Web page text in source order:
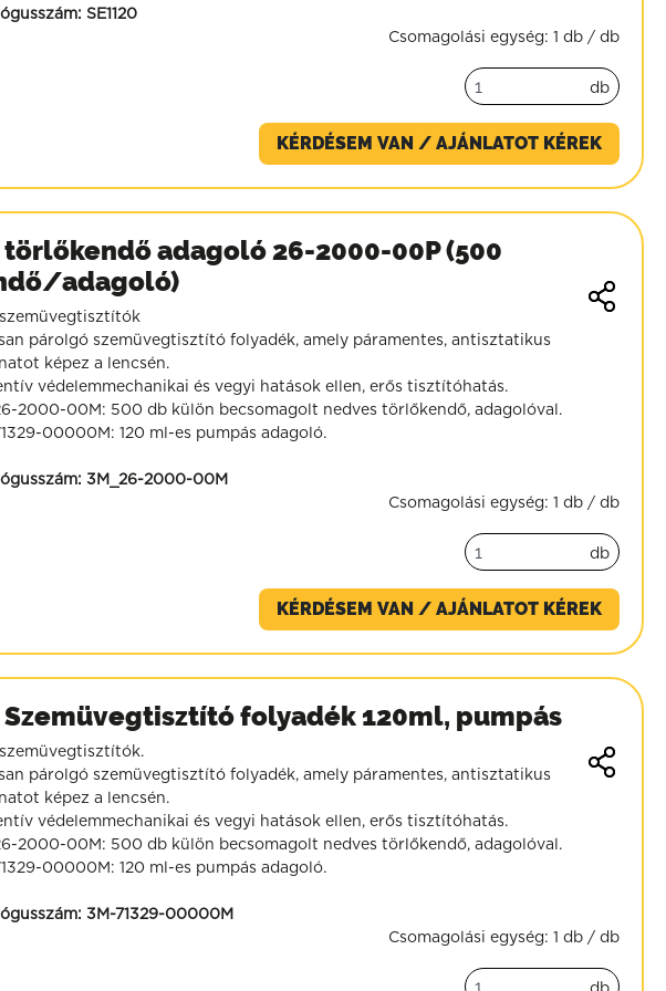
SE1120
Csomagolási egység: 1 db / db
db
KÉRDÉSEM VAN / AJÁNLATOT KÉREK
törlőkendő adagoló 26-2000-00P (500
adagoló)
párolgó szemüvegtisztító folyadék, amely páramentes, antisztatikus
képez a lencsén.
védelemmechanikai és vegyi hatások ellen, erős tisztítóhatás.
2000-00M: 500 db külön becsomagolt nedves törlőkendő, adagolóval.
00000M: 120 ml-es pumpás adagoló.
3M_26-2000-00M
Csomagolási egység: 1 db / db
db
KÉRDÉSEM VAN / AJÁNLATOT KÉREK
Szemüvegtisztító folyadék 120ml, pumpás
párolgó szemüvegtisztító folyadék, amely páramentes, antisztatikus
képez a lencsén.
védelemmechanikai és vegyi hatások ellen, erős tisztítóhatás.
2000-00M: 500 db külön becsomagolt nedves törlőkendő, adagolóval.
00000M: 120 ml-es pumpás adagoló.
3M-71329-00000M
Csomagolási egység: 1 db / db